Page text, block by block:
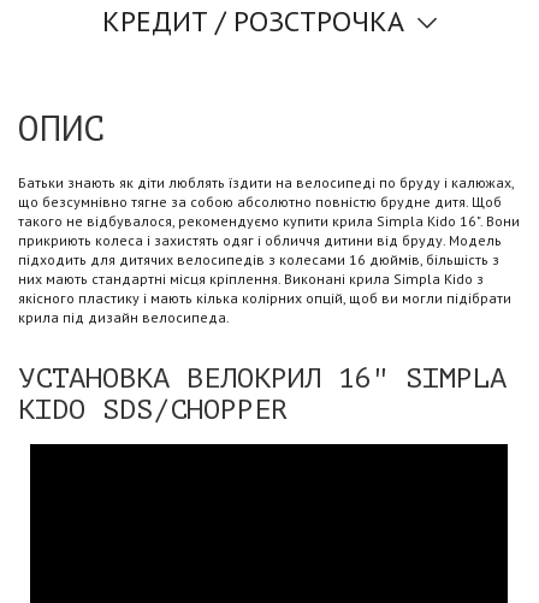
КРЕДИТ / РОЗСТРОЧКА
ОПИС
Батьки знають як діти люблять їздити на велосипеді по бруду і калюжах,
що безсумнівно тягне за собою абсолютно повністю брудне дитя. Щоб
такого не відбувалося, рекомендуємо купити крила Simpla Kido 16". Вони
прикриють колеса і захистять одяг і обличчя дитини від бруду. Модель
підходить для дитячих велосипедів з колесами 16 дюймів, більшість з
них мають стандартні місця кріплення. Виконані крила Simpla Kido з
якісного пластику і мають кілька колірних опцій, щоб ви могли підібрати
крила під дизайн велосипеда.
УСТАНОВКА ВЕЛОКРИЛ 16" SIMPLA
KIDO SDS/CHOPPER